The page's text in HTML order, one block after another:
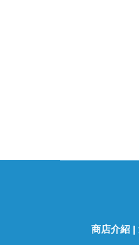
商店介紹 |